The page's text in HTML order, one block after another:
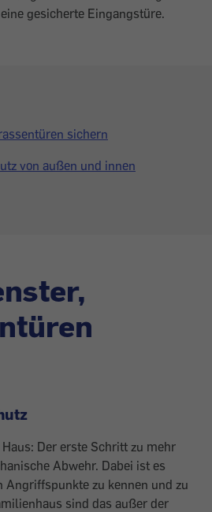
gesicherte Eingangstüre.
sichern
von außen und innen
Der erste Schritt zu mehr
Abwehr. Dabei ist es
zu kennen und zu
sind das außer der